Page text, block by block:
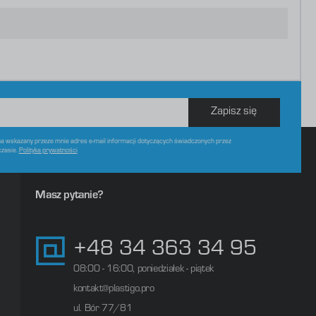
Zapisz się
wskazany przeze mnie adres e-mail informacji dotyczących świadczonych przez
Polityka prywatności
Masz pytanie?
+48 34 363 34 95
08:00 - 16:00, poniedziałek - piątek
kontakt@plastigo.pro
ul. Bór 77/81